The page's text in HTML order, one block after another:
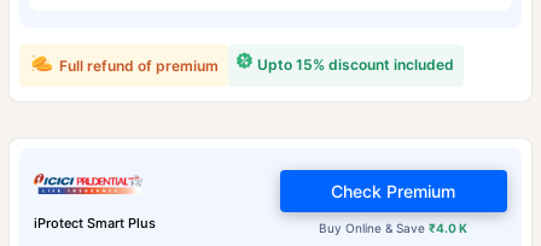
Upto 15% discount included
Full refund of premium
iProtect Smart Plus Buy Online & Save₹4.0 K
Check Premium